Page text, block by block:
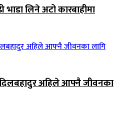
भाडा लिने अटो कारबाहीमा
अहिले आफ्नै जीवनका